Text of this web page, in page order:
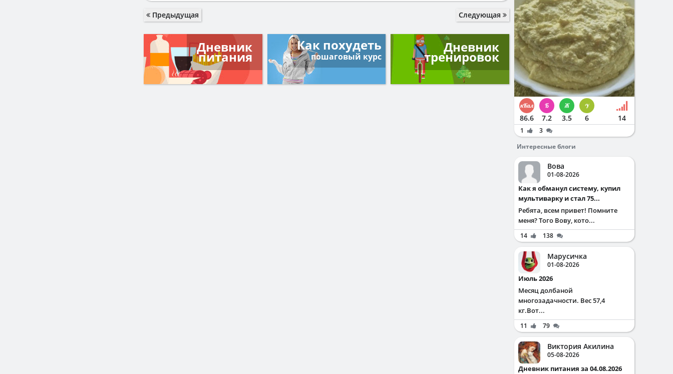
Предыдущая Следующая
Дневник
питания
Как похудеть
пошаговый курс
Дневник
тренировок
86.6 7.2 3.5 6 14
1
3
Интересные блоги
Вова
01-08-2026
Как я обманул систему, купил
мультиварку и стал 75...
Ребята, всем привет! Помните
меня? Того Вову, кото...
14 138
Марусичка
01-08-2026
Июль 2026
Месяц долбаной
многозадачности. Вес 57,4
кг.Вот...
11 79
Виктория Акилина
05-08-2026
Дневник питания за 04.08.2026